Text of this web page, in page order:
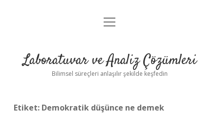
Anasayfa
Yasal Uyarı
menüyü
Laboratuvar ve Analiz Çözümleri
Bilimsel süreçleri anlaşılır şekilde keşfedin
Etiket: Demokratik düşünce ne demek